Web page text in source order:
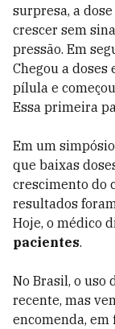
surpresa, a
crescer sem
pressão. Em
Chegou a
pílula e
Essa primeira
Em um
que baixas
crescimento do
resultados
Hoje, o médico
pacientes.
No Brasil, o uso
recente, mas
encomenda, em